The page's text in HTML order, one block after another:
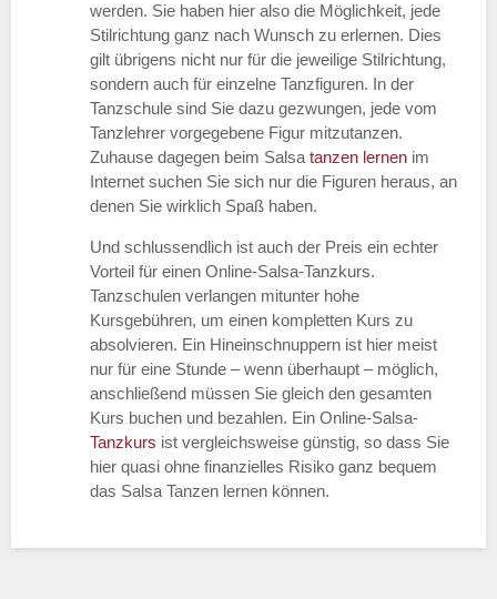
werden. Sie haben hier also die Möglichkeit, jede
Stilrichtung ganz nach Wunsch zu erlernen. Dies
gilt übrigens nicht nur für die jeweilige Stilrichtung,
sondern auch für einzelne Tanzfiguren. In der
Tanzschule sind Sie dazu gezwungen, jede vom
Tanzlehrer vorgegebene Figur mitzutanzen.
Zuhause dagegen beim Salsa tanzen lernen im
Internet suchen Sie sich nur die Figuren heraus, an
denen Sie wirklich Spaß haben.
Und schlussendlich ist auch der Preis ein echter
Vorteil für einen Online-Salsa-Tanzkurs.
Tanzschulen verlangen mitunter hohe
Kursgebühren, um einen kompletten Kurs zu
absolvieren. Ein Hineinschnuppern ist hier meist
nur für eine Stunde – wenn überhaupt – möglich,
anschließend müssen Sie gleich den gesamten
Kurs buchen und bezahlen. Ein Online-Salsa-
Tanzkurs ist vergleichsweise günstig, so dass Sie
hier quasi ohne finanzielles Risiko ganz bequem
das Salsa Tanzen lernen können.